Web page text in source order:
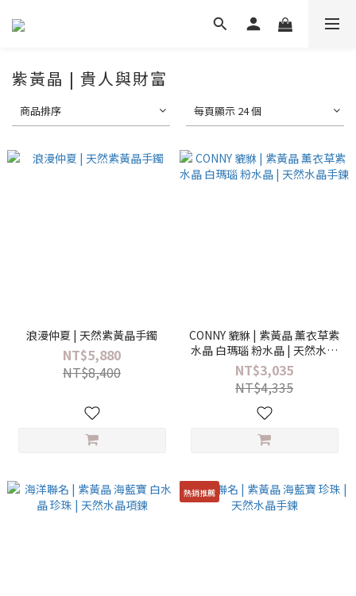
紫黃晶 | 貴人與財富
商品排序 每頁顯示 24 個
浪漫仲夏 | 天然紫黃晶手鐲
NT$5,880
NT$8,400
CONNY 貔貅 | 紫黃晶 薰衣草紫
水晶 白瑪瑙 粉水晶 | 天然水晶
手鍊
NT$3,035
NT$4,335
熱銷推薦